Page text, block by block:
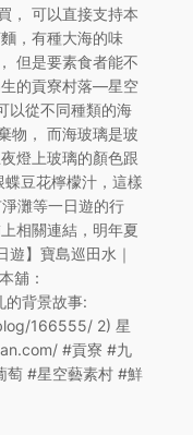
， 可以直接支持本
，有種大海的味
但是要素食者能不
的貢寮村落—星空
以從不同種類的海
物， 而海玻璃是玻
燈上玻璃的顏色跟
豆花檸檬汁，這樣
灘等一日遊的行
相關連結，明年夏
遊】寶島巡田水｜
舖：
背景故事:
166555/ 2) 星
#貢寮 #九
萄 #星空藝素村 #鮮